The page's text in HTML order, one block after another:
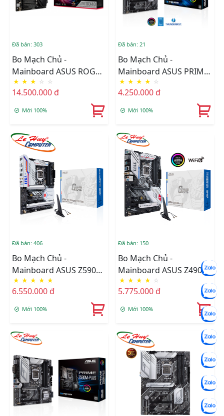
Đã bán: 303
Bo Mạch Chủ -
Mainboard ASUS ROG
STRIX TRX40-XE GAMING
★ ★ ★ ☆ ☆
14.500.000 đ
Mới 100%
Đã bán: 21
Bo Mạch Chủ -
Mainboard ASUS PRIME
Z590-P
★ ★ ★ ★ ☆
4.250.000 đ
Mới 100%
Đã bán: 406
Bo Mạch Chủ -
Mainboard ASUS Z590
WIFI GUNDAM EDITION
★ ★ ★ ★ ★
6.550.000 đ
Mới 100%
Đã bán: 150
Bo Mạch Chủ -
Mainboard ASUS Z490
GUNDAM WIFI
★ ★ ★ ★ ☆
5.775.000 đ
Mới 100%